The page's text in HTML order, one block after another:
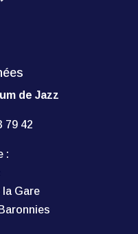
de Jazz
79 42
:
la Gare